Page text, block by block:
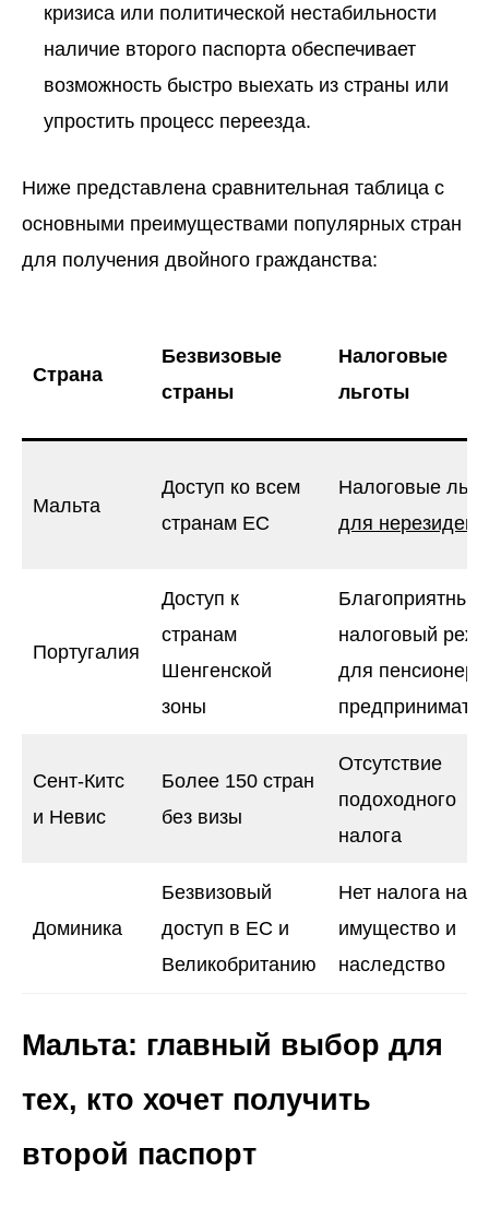
кризиса или политической нестабильности
наличие второго паспорта обеспечивает
возможность быстро выехать из страны или
упростить процесс переезда.
Ниже представлена сравнительная таблица с
основными преимуществами популярных стран
для получения двойного гражданства:
Страна
Безвизовые
страны
Налоговые
льготы
Мальта
Доступ ко всем
странам ЕС
Налоговые
для
Португалия
Доступ к
странам
Шенгенской
зоны
Благоприятный
налоговый
для
Сент-Китс
и Невис
Более 150 стран
без визы
Отсутствие
подоходного
налога
Доминика
Безвизовый
доступ в ЕС и
Великобританию
Нет налога на
имущество и
наследство
Мальта: главный выбор для
тех, кто хочет получить
второй паспорт